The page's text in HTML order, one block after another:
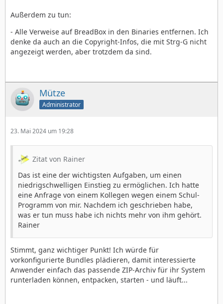
Außerdem zu tun:
- Alle Verweise auf BreadBox in den Binaries entfernen. Ich
denke da auch an die Copyright-Infos, die mit Strg-G nicht
angezeigt werden, aber trotzdem da sind.
Mütze
Administrator
23. Mai 2024 um 19:28
Zitat von Rainer
Das ist eine der wichtigsten Aufgaben, um einen
niedrigschwelligen Einstieg zu ermöglichen. Ich hatte
eine Anfrage von einem Kollegen wegen einem Schul-
Programm von mir. Nachdem ich geschrieben habe,
was er tun muss habe ich nichts mehr von ihm gehört.
Rainer
Stimmt, ganz wichtiger Punkt! Ich würde für
vorkonfigurierte Bundles plädieren, damit interessierte
Anwender einfach das passende ZIP-Archiv für ihr System
runterladen können, entpacken, starten - und läuft...